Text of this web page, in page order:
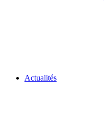
Actualités